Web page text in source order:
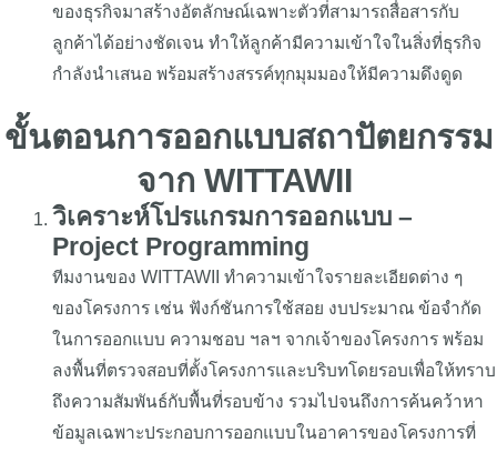
ของธุรกิจมาสร้างอัตลักษณ์เฉพาะตัวที่สามารถสื่อสารกับ
ลูกค้าได้อย่างชัดเจน ทำให้ลูกค้ามีความเข้าใจในสิ่งที่ธุรกิจ
กำลังนำเสนอ พร้อมสร้างสรรค์ทุกมุมมองให้มีความดึงดูด
ขั้นตอนการออกแบบสถาปัตยกรรม
จาก WITTAWII
วิเคราะห์โปรแกรมการออกแบบ –
Project Programming
ทีมงานของ WITTAWII ทำความเข้าใจรายละเอียดต่าง ๆ
ของโครงการ เช่น ฟังก์ชันการใช้สอย งบประมาณ ข้อจำกัด
ในการออกแบบ ความชอบ ฯลฯ จากเจ้าของโครงการ พร้อม
ลงพื้นที่ตรวจสอบที่ตั้งโครงการและบริบทโดยรอบเพื่อให้ทราบ
ถึงความสัมพันธ์กับพื้นที่รอบข้าง รวมไปจนถึงการค้นคว้าหา
ข้อมูลเฉพาะประกอบการออกแบบในอาคารของโครงการที่